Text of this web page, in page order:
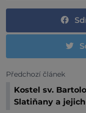
Předchozí článek
Kostel sv.
Slatiňany a